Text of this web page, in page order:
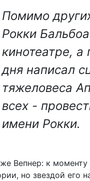
Помимо
Рокки
кинотеатре,
дня написал
тяжеловеса
всех -
имени Рокки.
Вепнер: к моменту
но звездой его